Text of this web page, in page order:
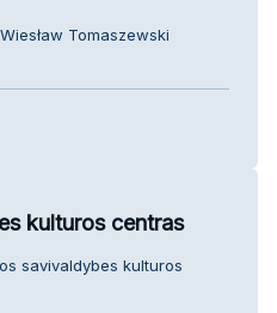
Tomaszewski
kulturos centras
savivaldybes kulturos